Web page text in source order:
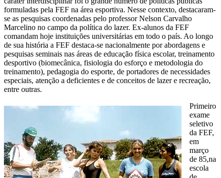
formuladas pela FEF na área esportiva. Nesse contexto, destacaram-
se as pesquisas coordenadas pelo professor Nelson Carvalho
Marcelino no campo da política do lazer. Ex-alunos da FEF
comandam hoje instituições universitárias em todo o país. Ao longo
de sua história a FEF destaca-se nacionalmente por abordagens e
pesquisas seminais nas áreas de educação física escolar, treinamento
desportivo (biomecânica, fisiologia do esforço e metodologia do
treinamento), pedagogia do esporte, de portadores de necessidades
especiais, atenção a deficientes e de conceitos de lazer e recreação,
entre outras.
Primeiro
exame
seletivo
da FEF,
em
março
de 85,na
escola